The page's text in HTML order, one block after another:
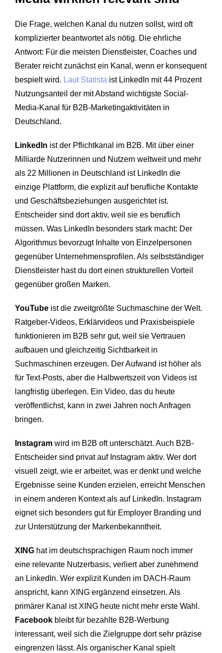
Die Frage, welchen Kanal du nutzen sollst, wird oft
komplizierter beantwortet als nötig. Die ehrliche
Antwort: Für die meisten Dienstleister, Coaches und
Berater reicht zunächst ein Kanal, wenn er konsequent
bespielt wird. Laut Statista ist LinkedIn mit 44 Prozent
Nutzungsanteil der mit Abstand wichtigste Social-
Media-Kanal für B2B-Marketingaktivitäten in
Deutschland.
LinkedIn ist der Pflichtkanal im B2B. Mit über einer
Milliarde Nutzerinnen und Nutzern weltweit und mehr
als 22 Millionen in Deutschland ist LinkedIn die
einzige Plattform, die explizit auf berufliche Kontakte
und Geschäftsbeziehungen ausgerichtet ist.
Entscheider sind dort aktiv, weil sie es beruflich
müssen. Was LinkedIn besonders stark macht: Der
Algorithmus bevorzugt Inhalte von Einzelpersonen
gegenüber Unternehmensprofilen. Als selbstständiger
Dienstleister hast du dort einen strukturellen Vorteil
gegenüber großen Marken.
YouTube ist die zweitgrößte Suchmaschine der Welt.
Ratgeber-Videos, Erklärvideos und Praxisbeispiele
funktionieren im B2B sehr gut, weil sie Vertrauen
aufbauen und gleichzeitig Sichtbarkeit in
Suchmaschinen erzeugen. Der Aufwand ist höher als
für Text-Posts, aber die Halbwertszeit von Videos ist
langfristig überlegen. Ein Video, das du heute
veröffentlichst, kann in zwei Jahren noch Anfragen
bringen.
Instagram wird im B2B oft unterschätzt. Auch B2B-
Entscheider sind privat auf Instagram aktiv. Wer dort
visuell zeigt, wie er arbeitet, was er denkt und welche
Ergebnisse seine Kunden erzielen, erreicht Menschen
in einem anderen Kontext als auf LinkedIn. Instagram
eignet sich besonders gut für Employer Branding und
zur Unterstützung der Markenbekanntheit.
XING hat im deutschsprachigen Raum noch immer
eine relevante Nutzerbasis, verliert aber zunehmend
an LinkedIn. Wer explizit Kunden im DACH-Raum
anspricht, kann XING ergänzend einsetzen. Als
primärer Kanal ist XING heute nicht mehr erste Wahl.
Facebook bleibt für bezahlte B2B-Werbung
interessant, weil sich die Zielgruppe dort sehr präzise
eingrenzen lässt. Als organischer Kanal spielt